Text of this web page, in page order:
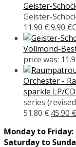
Geister-
Geister-
11.90 €.9.90 €
Vollmond-
price was:
Orchester -
sparkle LP/
series
51.80 €.45.90 €
Monday to Friday:
Saturday to